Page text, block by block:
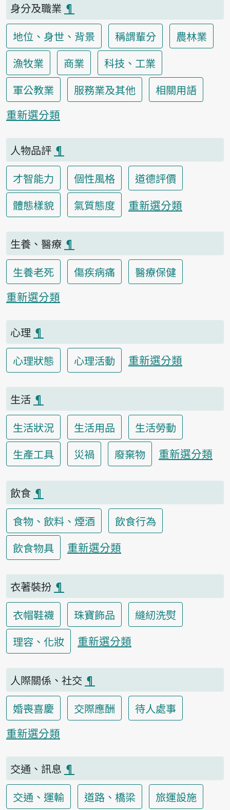
身分及職業 ¶
地位、身世、背景
稱謂輩分
農林業
漁牧業
商業
科技、工業
軍公教業
服務業及其他
相關用語
重新選分類
人物品評 ¶
才智能力
個性風格
道德評價
體態樣貌
氣質態度 重新選分類
生養、醫療 ¶
生養老死
傷疾病痛
醫療保健
重新選分類
心理 ¶
心理狀態
心理活動 重新選分類
生活 ¶
生活狀況
生活用品
生活勞動
生產工具
災禍 廢棄物 重新選分類
飲食 ¶
食物、飲料、煙酒
飲食行為
飲食物具
重新選分類
衣著裝扮 ¶
衣帽鞋襪
珠寶飾品
縫紉洗熨
理容、化妝
重新選分類
人際關係、社交 ¶
婚喪喜慶
交際應酬
待人處事
重新選分類
交通、訊息 ¶
交通、運輸
道路、橋梁
旅運設施